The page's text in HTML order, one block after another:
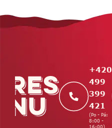
Z
á
+420
499
399
421
(Po - Pá:
8:00 -
16:00)